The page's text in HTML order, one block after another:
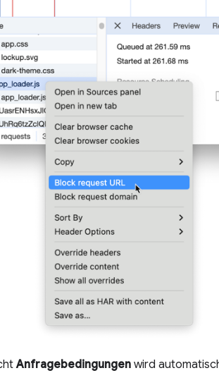
Anfragebedingungen wird